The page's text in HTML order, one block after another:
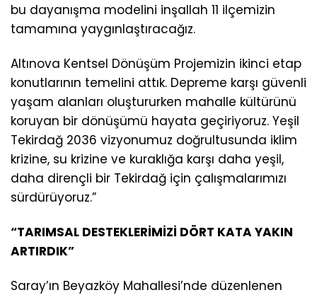
bu dayanışma modelini inşallah 11 ilçemizin
tamamına yaygınlaştıracağız.
Altınova Kentsel Dönüşüm Projemizin ikinci etap
konutlarının temelini attık. Depreme karşı güvenli
yaşam alanları oluştururken mahalle kültürünü
koruyan bir dönüşümü hayata geçiriyoruz. Yeşil
Tekirdağ 2036 vizyonumuz doğrultusunda iklim
krizine, su krizine ve kuraklığa karşı daha yeşil,
daha dirençli bir Tekirdağ için çalışmalarımızı
sürdürüyoruz.”
“TARIMSAL DESTEKLERİMİZİ DÖRT KATA YAKIN
ARTIRDIK”
Saray’ın Beyazköy Mahallesi’nde düzenlenen